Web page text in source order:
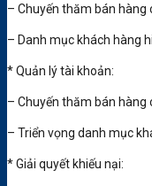
– Chuyến thăm bán hàng
– Danh mục khách hàng
* Quản lý tài khoản:
– Chuyến thăm bán hàng
– Triển vọng danh mục
* Giải quyết khiếu nại: